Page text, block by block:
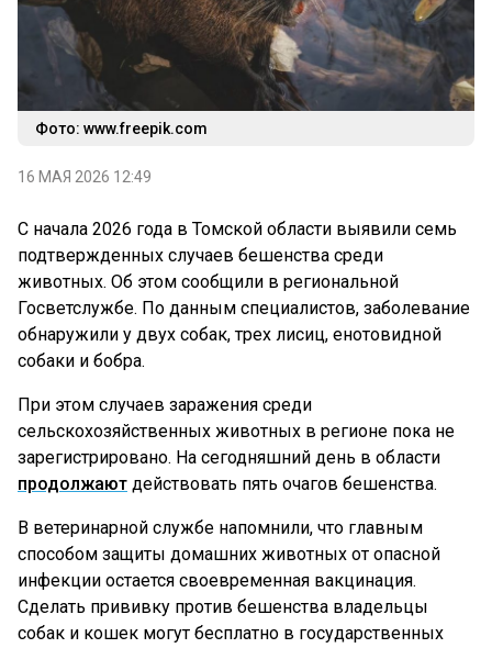
Фото: www.freepik.com
16 МАЯ 2026 12:49
С начала 2026 года в Томской области выявили семь
подтвержденных случаев бешенства среди
животных. Об этом сообщили в региональной
Госветслужбе. По данным специалистов, заболевание
обнаружили у двух собак, трех лисиц, енотовидной
собаки и бобра.
При этом случаев заражения среди
сельскохозяйственных животных в регионе пока не
зарегистрировано. На сегодняшний день в области
продолжают действовать пять очагов бешенства.
В ветеринарной службе напомнили, что главным
способом защиты домашних животных от опасной
инфекции остается своевременная вакцинация.
Сделать прививку против бешенства владельцы
собак и кошек могут бесплатно в государственных